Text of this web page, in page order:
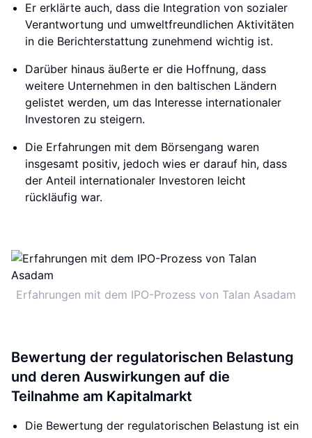
Er erklärte auch, dass die Integration von sozialer
Verantwortung und umweltfreundlichen Aktivitäten
in die Berichterstattung zunehmend wichtig ist.
Darüber hinaus äußerte er die Hoffnung, dass
weitere Unternehmen in den baltischen Ländern
gelistet werden, um das Interesse internationaler
Investoren zu steigern.
Die Erfahrungen mit dem Börsengang waren
insgesamt positiv, jedoch wies er darauf hin, dass
der Anteil internationaler Investoren leicht
rückläufig war.
Erfahrungen mit dem IPO-Prozess von Talan Asadam
Bewertung der regulatorischen Belastung
und deren Auswirkungen auf die
Teilnahme am Kapitalmarkt
Die Bewertung der regulatorischen Belastung ist ein